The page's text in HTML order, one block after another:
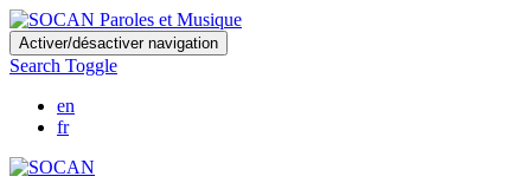
Skip
to
main
content
Activer/désactiver navigation
Search Toggle
en
fr